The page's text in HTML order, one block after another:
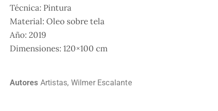
Técnica: Pintura
Material: Oleo sobre tela
Año: 2019
Dimensiones: 120×100 cm
Autores Artistas, Wilmer Escalante